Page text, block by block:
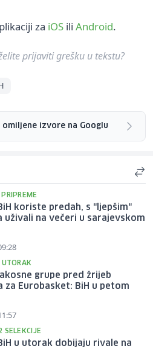
za iOS ili Android.
prijaviti grešku u tekstu?
omiljene izvore na Googlu
koriste predah, s "ljepšim"
uživali na večeri u sarajevskom
UTORAK
grupe pred žrijeb
za Eurobasket: BiH u petom
SELEKCIJE
u utorak dobijaju rivale na